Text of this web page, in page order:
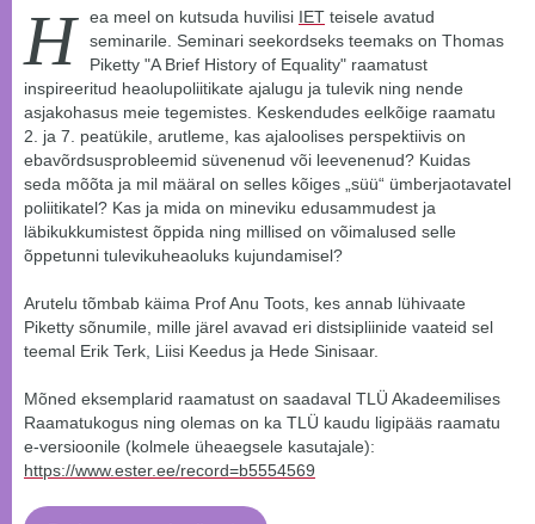
H ea meel on kutsuda huvilisi IET teisele avatud
seminarile. Seminari seekordseks teemaks on Thomas
Piketty "A Brief History of Equality" raamatust
inspireeritud heaolupoliitikate ajalugu ja tulevik ning nende
asjakohasus meie tegemistes. Keskendudes eelkõige raamatu
2. ja 7. peatükile, arutleme, kas ajaloolises perspektiivis on
ebavõrdsusprobleemid süvenenud või leevenenud? Kuidas
seda mõõta ja mil määral on selles kõiges „süü“ ümberjaotavatel
poliitikatel? Kas ja mida on mineviku edusammudest ja
läbikukkumistest õppida ning millised on võimalused selle
õppetunni tulevikuheaoluks kujundamisel?
Arutelu tõmbab käima Prof Anu Toots, kes annab lühivaate
Piketty sõnumile, mille järel avavad eri distsipliinide vaateid sel
teemal Erik Terk, Liisi Keedus ja Hede Sinisaar.
Mõned eksemplarid raamatust on saadaval TLÜ Akadeemilises
Raamatukogus ning olemas on ka TLÜ kaudu ligipääs raamatu
e-versioonile (kolmele üheaegsele kasutajale):
https://www.ester.ee/record=b5554569